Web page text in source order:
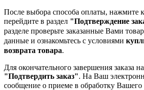
После выбора способа оплаты, нажмите
перейдите в раздел "Подтверждение
разделе проверьте заказанные Вами
данные и ознакомьтесь с условиями
возврата товара.
Для окончательного завершения заказа
"Подтвердить заказ". На Ваш
сообщение о приеме в обработку Вашего